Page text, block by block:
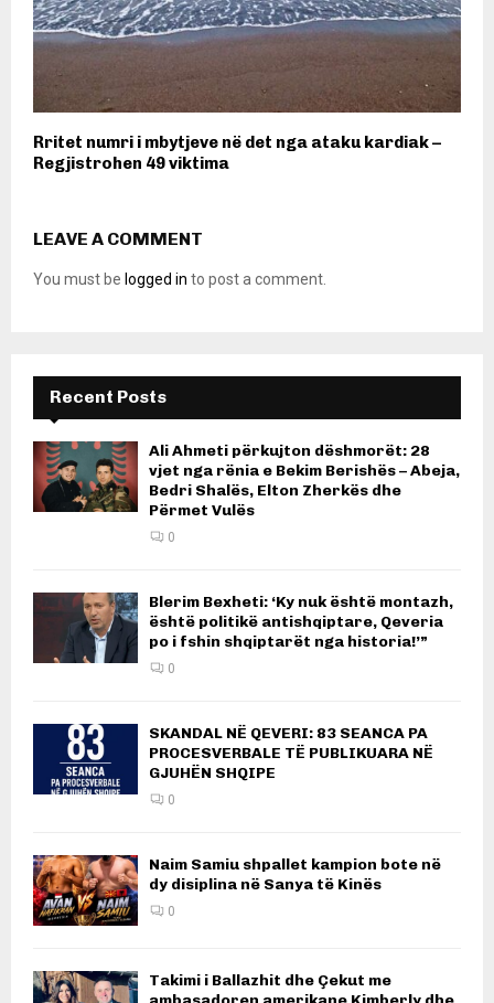
Rritet numri i mbytjeve në det nga ataku kardiak –
Regjistrohen 49 viktima
LEAVE A COMMENT
You must be logged in to post a comment.
Recent Posts
Ali Ahmeti përkujton dëshmorët: 28
vjet nga rënia e Bekim Berishës – Abeja,
Bedri Shalës, Elton Zherkës dhe
Përmet Vulës
0
Blerim Bexheti: ‘Ky nuk është montazh,
është politikë antishqiptare, Qeveria
po i fshin shqiptarët nga historia!’”
0
SKANDAL NË QEVERI: 83 SEANCA PA
PROCESVERBALE TË PUBLIKUARA NË
GJUHËN SHQIPE
0
Naim Samiu shpallet kampion bote në
dy disiplina në Sanya të Kinës
0
Takimi i Ballazhit dhe Çekut me